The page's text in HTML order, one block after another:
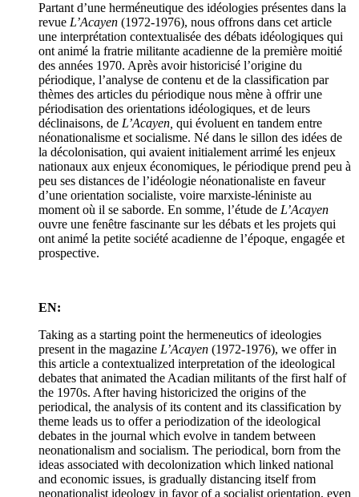
Partant d’une herméneutique des idéologies présentes dans la
revue L’Acayen (1972-1976), nous offrons dans cet article
une interprétation contextualisée des débats idéologiques qui
ont animé la fratrie militante acadienne de la première moitié
des années 1970. Après avoir historicisé l’origine du
périodique, l’analyse de contenu et de la classification par
thèmes des articles du périodique nous mène à offrir une
périodisation des orientations idéologiques, et de leurs
déclinaisons, de L’Acayen, qui évoluent en tandem entre
néonationalisme et socialisme. Né dans le sillon des idées de
la décolonisation, qui avaient initialement arrimé les enjeux
nationaux aux enjeux économiques, le périodique prend peu à
peu ses distances de l’idéologie néonationaliste en faveur
d’une orientation socialiste, voire marxiste-léniniste au
moment où il se saborde. En somme, l’étude de L’Acayen
ouvre une fenêtre fascinante sur les débats et les projets qui
ont animé la petite société acadienne de l’époque, engagée et
prospective.
EN:
Taking as a starting point the hermeneutics of ideologies
present in the magazine L’Acayen (1972-1976), we offer in
this article a contextualized interpretation of the ideological
debates that animated the Acadian militants of the first half of
the 1970s. After having historicized the origins of the
periodical, the analysis of its content and its classification by
theme leads us to offer a periodization of the ideological
debates in the journal which evolve in tandem between
neonationalism and socialism. The periodical, born from the
ideas associated with decolonization which linked national
and economic issues, is gradually distancing itself from
neonationalist ideology in favor of a socialist orientation, even